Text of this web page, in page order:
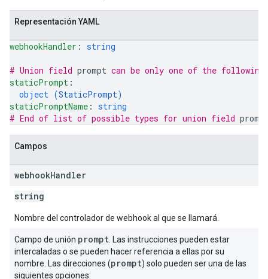
Representación YAML
webhookHandler : string
# Union field prompt can be only one of the
staticPrompt :
object (StaticPrompt)
staticPromptName : string
# End of list of possible types for union field
Campos
webhookHandler
string
Nombre del controlador de webhook al que se llamará.
Campo de unión prompt . Las instrucciones pueden estar
intercaladas o se pueden hacer referencia a ellas por su
nombre. Las direcciones (prompt) solo pueden ser una de las
siguientes opciones: